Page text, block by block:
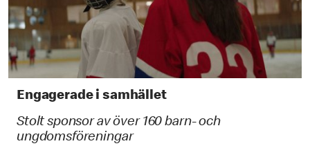
Engagerade i samhället
Stolt sponsor av över 160 barn- och
ungdomsföreningar